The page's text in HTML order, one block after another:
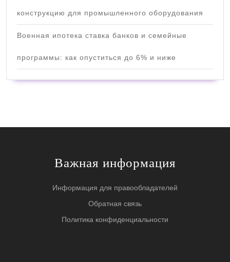
конструкцию для промышленного оборудования
Военная ипотека ставка банков и семейные
программы: как опуститься до 6% и ниже
Важная информация
Информация для правообладателей
Обратная связь
Политика конфиденциальности